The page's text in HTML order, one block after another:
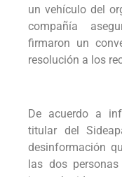
un vehículo del
compañía
firmaron un
resolución a los
De acuerdo a
titular del
desinformación
las dos